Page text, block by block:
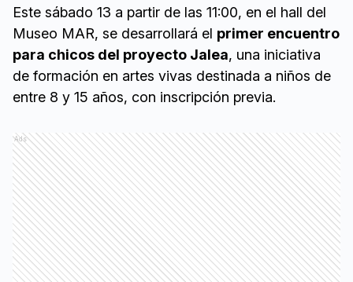
Este sábado 13 a partir de las 11:00, en el hall del
Museo MAR, se desarrollará el primer encuentro
para chicos del proyecto Jalea, una iniciativa
de formación en artes vivas destinada a niños de
entre 8 y 15 años, con inscripción previa.
Ads